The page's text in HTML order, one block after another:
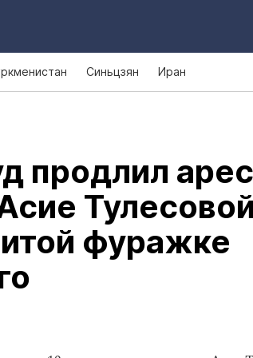
Синьцзян Иран
продлил
фуражке